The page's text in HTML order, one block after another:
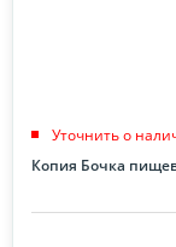
Уточнить о
Копия Бочка